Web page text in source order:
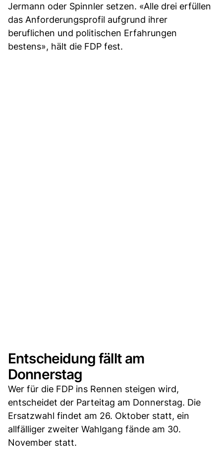
Jermann oder Spinnler setzen. «Alle drei erfüllen
das Anforderungsprofil aufgrund ihrer
beruflichen und politischen Erfahrungen
bestens», hält die FDP fest.
Entscheidung fällt am
Donnerstag
Wer für die FDP ins Rennen steigen wird,
entscheidet der Parteitag am Donnerstag. Die
Ersatzwahl findet am 26. Oktober statt, ein
allfälliger zweiter Wahlgang fände am 30.
November statt.